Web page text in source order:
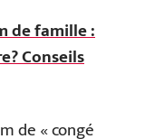
de famille :
Conseils
de « congé